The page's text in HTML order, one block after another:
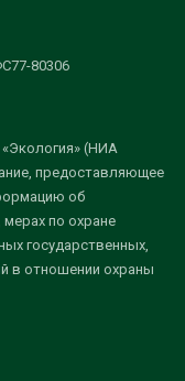
80306
(НИА
предоставляющее
об
мерах по охране
государственных,
в отношении охраны